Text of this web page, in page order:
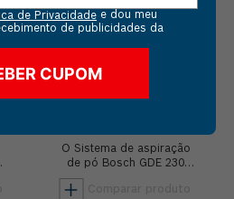
BOSCH GDE 230 FC-S
O Sistema de aspiração
de pó Bosch GDE 230
esmerilhadeiras de 9" é
de Privacidade e dou meu
de publicidades da
CUPOM